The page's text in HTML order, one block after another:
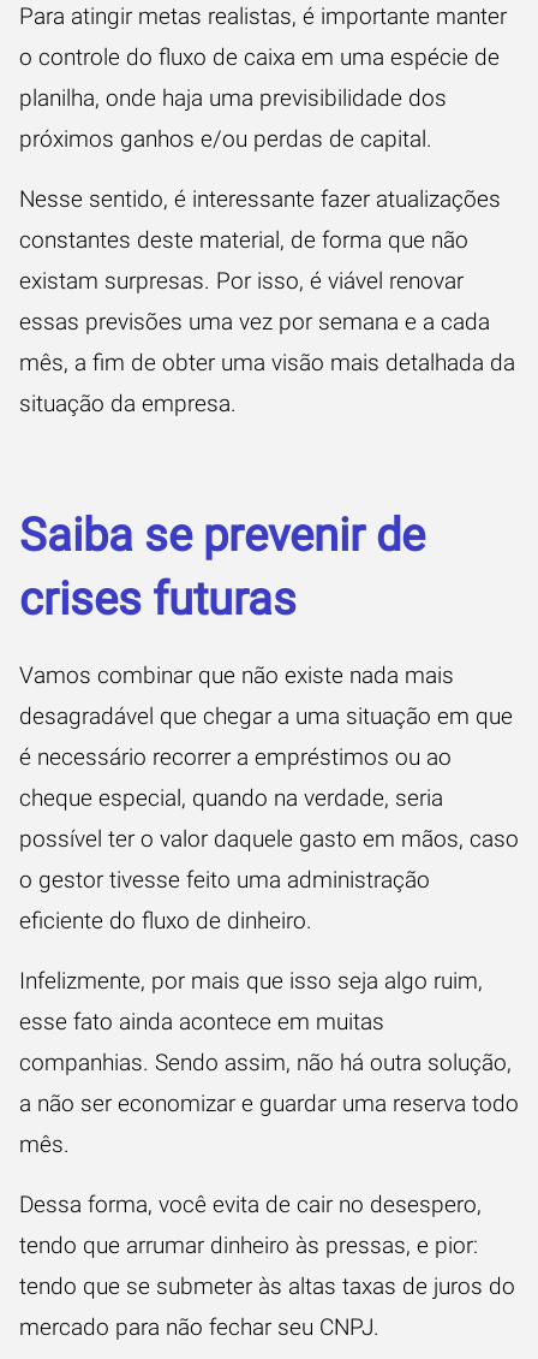
Para atingir metas realistas, é importante manter
o controle do fluxo de caixa em uma espécie de
planilha, onde haja uma previsibilidade dos
próximos ganhos e/ou perdas de capital.
Nesse sentido, é interessante fazer atualizações
constantes deste material, de forma que não
existam surpresas. Por isso, é viável renovar
essas previsões uma vez por semana e a cada
mês, a fim de obter uma visão mais detalhada da
situação da empresa.
Saiba se prevenir de
crises futuras
Vamos combinar que não existe nada mais
desagradável que chegar a uma situação em que
é necessário recorrer a empréstimos ou ao
cheque especial, quando na verdade, seria
possível ter o valor daquele gasto em mãos, caso
o gestor tivesse feito uma administração
eficiente do fluxo de dinheiro.
Infelizmente, por mais que isso seja algo ruim,
esse fato ainda acontece em muitas
companhias. Sendo assim, não há outra solução,
a não ser economizar e guardar uma reserva todo
mês.
Dessa forma, você evita de cair no desespero,
tendo que arrumar dinheiro às pressas, e pior:
tendo que se submeter às altas taxas de juros do
mercado para não fechar seu CNPJ.